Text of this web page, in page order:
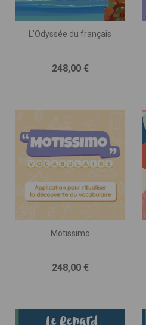
L’Odyssée du français
Prix
248,00 €
Motissimo
Prix
248,00 €